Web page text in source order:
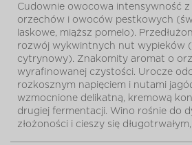
Cudownie owocowa intensywność z
orzechów i owoców pestkowych
laskowe, miąższ pomelo).
rozwój wykwintnych nut wypieków
cytrynowy). Znakomity aromat o
wyrafinowanej czystości. Urocze
rozkosznym napięciem i nutami
wzmocnione delikatną, kremową
drugiej fermentacji. Wino rośnie do
złożoności i cieszy się